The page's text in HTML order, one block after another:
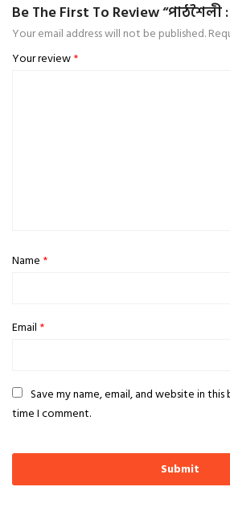
Be The First To Review “পাঠশৈলী
Your email address will not be published.
Your review*
Name *
Email *
Save my name, email, and website in
time I comment.